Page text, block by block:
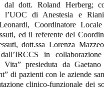
dal dott. Roland Herberg;
l’UOC di Anestesia e
Coordinatore
ed il referente del
dott.ssa Lorenza
in
Vita” presieduta da Gaetano
di pazienti con le aziende
clinico-funzionale dei